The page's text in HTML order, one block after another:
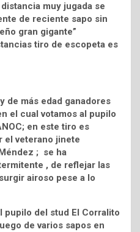
muy jugada se
de reciente sapo sin
gran gigante”
tiro de escopeta es
de más edad ganadores
el cual votamos al pupilo
en este tiro es
el veterano jinete
; se ha
, de reflejar las
airoso pese a lo
pupilo del stud El Corralito
de varios sapos en